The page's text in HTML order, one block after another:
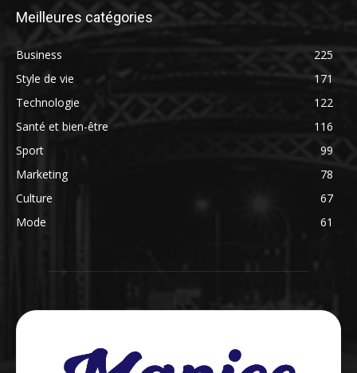
Meilleures catégories
Business
225
Style de vie
171
Technologie
122
Santé et bien-être
116
Sport
99
Marketing
78
Culture
67
Mode
61